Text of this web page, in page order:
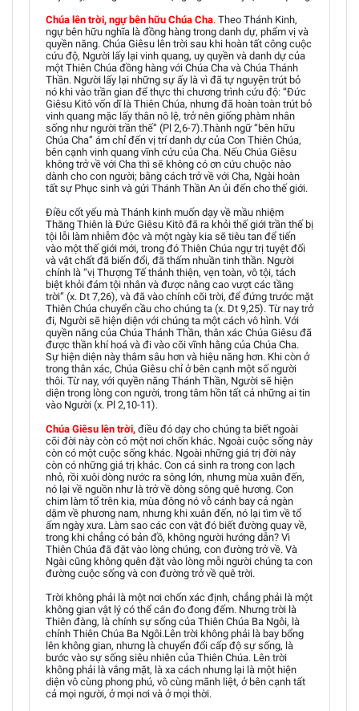
Chúa lên trời, ngự bên hữu Chúa Cha. Theo Thánh Kinh,
ngự bên hữu nghĩa là đồng hàng trong danh dự, phẩm vị và
quyền năng. Chúa Giêsu lên trời sau khi hoàn tất công cuộc
cứu độ, Người lấy lại vinh quang, uy quyền và danh dự của
một Thiên Chúa đồng hàng với Chúa Cha và Chúa Thánh
Thần. Người lấy lại những sự ấy là vì đã tự nguyện trút bỏ
nó khi vào trần gian để thực thi chương trình cứu độ: “Đức
Giêsu Kitô vốn dĩ là Thiên Chúa, nhưng đã hoàn toàn trút bỏ
vinh quang mặc lấy thân nô lệ, trở nên giống phàm nhân
sống như người trần thế” (Pl 2,6-7).Thành ngữ “bên hữu
Chúa Cha” ám chỉ đến vị trí danh dự của Con Thiên Chúa,
bên cạnh vinh quang vĩnh cửu của Cha. Nếu Chúa Giêsu
không trở về với Cha thì sẽ không có ơn cứu chuộc nào
dành cho con người; bằng cách trở về với Cha, Ngài hoàn
tất sự Phục sinh và gửi Thánh Thần An ủi đến cho thế giới.
Điều cốt yếu mà Thánh kinh muốn dạy về mầu nhiệm
Thăng Thiên là Đức Giêsu Kitô đã ra khỏi thế giới trần thế bị
tội lỗi làm nhiễm độc và một ngày kia sẽ tiêu tan để tiến
vào một thế giới mới, trong đó Thiên Chúa ngự trị tuyệt đối
và vật chất đã biến đổi, đã thấm nhuần tinh thần. Người
chính là “vị Thượng Tế thánh thiện, vẹn toàn, vô tội, tách
biệt khỏi đám tội nhân và được nâng cao vượt các tầng
trời” (x. Dt 7,26), và đã vào chính cõi trời, để đứng trước mặt
Thiên Chúa chuyển cầu cho chúng ta (x. Dt 9,25). Từ nay trở
đi, Người sẽ hiện diện với chúng ta một cách vô hình. Với
quyền năng của Chúa Thánh Thần, thân xác Chúa Giêsu đã
được thần khí hoá và đi vào cõi vĩnh hằng của Chúa Cha.
Sự hiện diện này thâm sâu hơn và hiệu năng hơn. Khi còn ở
trong thân xác, Chúa Giêsu chỉ ở bên cạnh một số người
thôi. Từ nay, với quyền năng Thánh Thần, Người sẽ hiện
diện trong lòng con người, trong tâm hồn tất cả những ai tin
vào Người (x. Pl 2,10-11).
Chúa Giêsu lên trời, điều đó dạy cho chúng ta biết ngoài
cõi đời này còn có một nơi chốn khác. Ngoài cuộc sống này
còn có một cuộc sống khác. Ngoài những giá trị đời này
còn có những giá trị khác. Con cá sinh ra trong con lạch
nhỏ, rồi xuôi dòng nước ra sông lớn, nhưng mùa xuân đến,
nó lại về nguồn như là trở về dòng sông quê hương. Con
chim làm tổ trên kia, mùa đông nó vỗ cánh bay cả ngàn
dặm về phương nam, nhưng khi xuân đến, nó lại tìm về tổ
ấm ngày xưa. Làm sao các con vật đó biết đường quay về,
trong khi chẳng có bản đồ, không người hướng dẫn? Vì
Thiên Chúa đã đặt vào lòng chúng, con đường trở về. Và
Ngài cũng không quên đặt vào lòng mỗi người chúng ta con
đường cuộc sống và con đường trở về quê trời.
Trời không phải là một nơi chốn xác định, chẳng phải là một
không gian vật lý có thể cân đo đong đếm. Nhưng trời là
Thiên đàng, là chính sự sống của Thiên Chúa Ba Ngôi, là
chính Thiên Chúa Ba Ngôi.Lên trời không phải là bay bổng
lên không gian, nhưng là chuyển đổi cấp độ sự sống, là
bước vào sự sống siêu nhiên của Thiên Chúa. Lên trời
không phải là vắng mặt, là xa cách nhưng lại là một hiện
diện vô cùng phong phú, vô cùng mãnh liệt, ở bên cạnh tất
cả mọi người, ở mọi nơi và ở mọi thời.